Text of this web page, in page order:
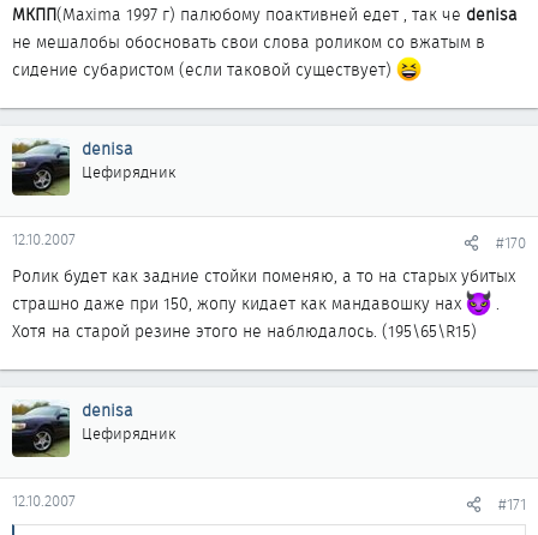
МКПП(Maxima 1997 г) палюбому поактивней едет , так че denisa
не мешалобы обосновать свои слова роликом со вжатым в
сидение субаристом (если таковой существует)
denisa
Цефирядник
12.10.2007 #170
Ролик будет как задние стойки поменяю, а то на старых убитых
страшно даже при 150, жопу кидает как мандавошку нах
.
Хотя на старой резине этого не наблюдалось. (195\65\R15)
denisa
Цефирядник
12.10.2007 #171